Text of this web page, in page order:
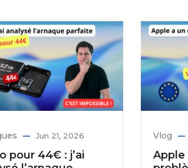
Jun 21, 2026
pour 44€ : j’ai
Vlog
Apple